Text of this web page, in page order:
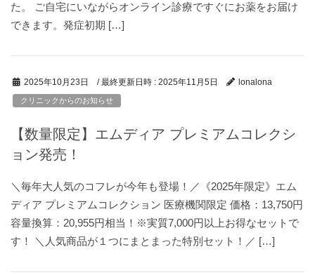
た。 ご自宅にいながらオンライン診療ですぐにお薬をお届け
できます。発症初期 […]
2025年10月23日 / 最終更新日時 : 2025年11月5日 lonalona
クリニックからのお知らせ
【数量限定】エムディア プレミアムコレクシ
ョン発売！
＼毎年大人気のコフレが今年も登場！／《2025年限定》エム
ディア プレミアムコレクション 医療機関限定 価格：13,750円
容量換算：20,955円相当！※実質7,000円以上お得なセットで
す！ ＼人気商品が１つにまとまった特別セット！／ […]